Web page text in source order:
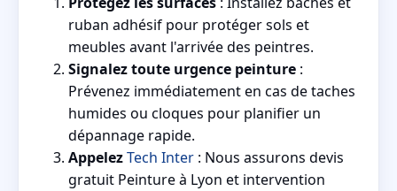
ruban adhésif pour protéger sols et
meubles avant l'arrivée des peintres.
Signalez toute urgence peinture :
Prévenez immédiatement en cas de taches
humides ou cloques pour planifier un
dépannage rapide.
AppelezTech Inter : Nous assurons devis
gratuit Peinture à Lyon et intervention